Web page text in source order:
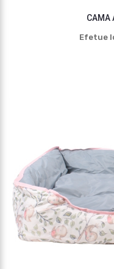
CAMA
Efetue